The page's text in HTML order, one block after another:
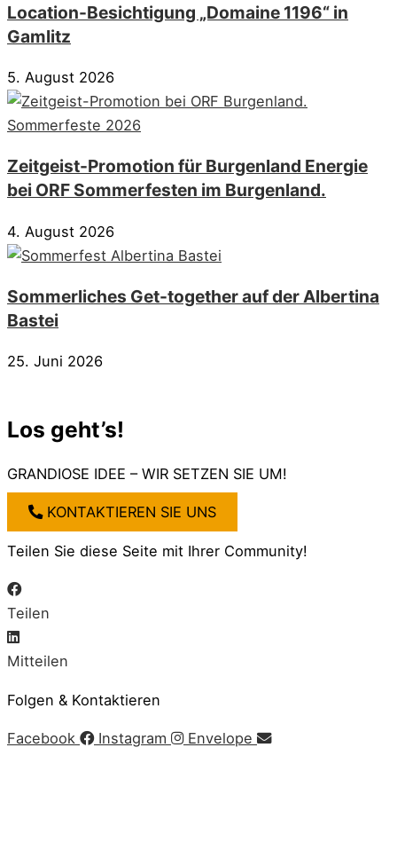
Location-Besichtigung „Domaine 1196“ in
Gamlitz
5. August 2026
Zeitgeist-Promotion für Burgenland Energie
bei ORF Sommerfesten im Burgenland.
4. August 2026
Sommerliches Get-together auf der Albertina
Bastei
25. Juni 2026
Los geht’s!
GRANDIOSE IDEE – WIR SETZEN SIE UM!
KONTAKTIEREN SIE UNS
Teilen Sie diese Seite mit Ihrer Community!
Teilen
Mitteilen
Folgen & Kontaktieren
Facebook Instagram Envelope